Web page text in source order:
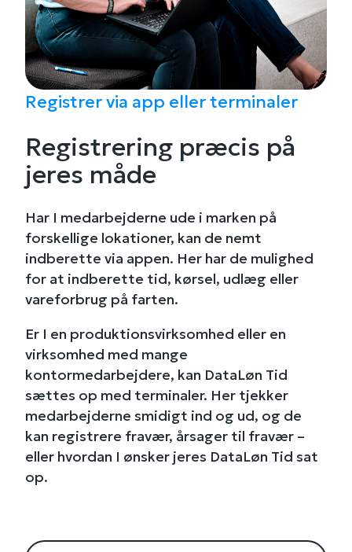
Registrer via app eller terminaler
Registrering præcis på
jeres måde
Har I medarbejderne ude i marken på
forskellige lokationer, kan de nemt
indberette via appen. Her har de mulighed
for at indberette tid, kørsel, udlæg eller
vareforbrug på farten.
Er I en produktionsvirksomhed eller en
virksomhed med mange
kontormedarbejdere, kan DataLøn Tid
sættes op med terminaler. Her tjekker
medarbejderne smidigt ind og ud, og de
kan registrere fravær, årsager til fravær –
eller hvordan I ønsker jeres DataLøn Tid sat
op.